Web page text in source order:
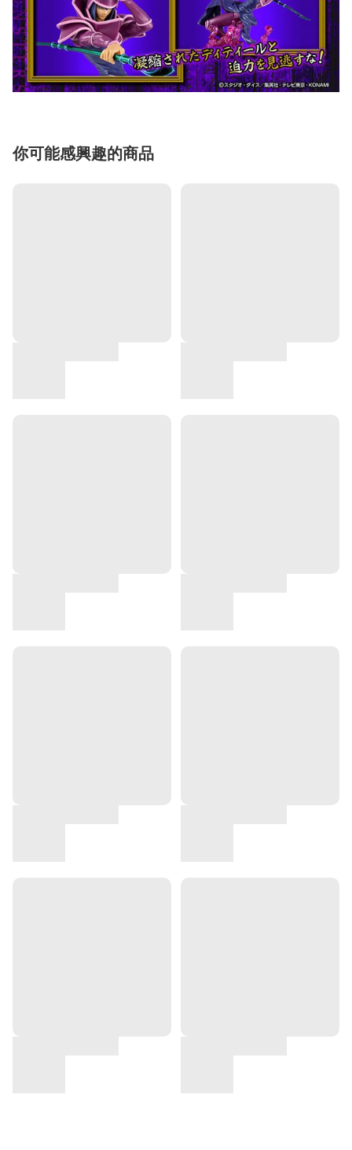
你可能感興趣的商品